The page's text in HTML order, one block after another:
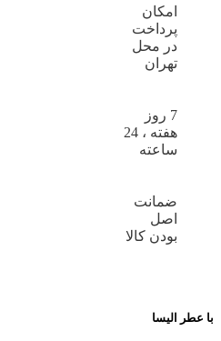
امکان
پرداخت
در محل
تهران
7 روز
هفته ، 24
ساعته
ضمانت
اصل
بودن کالا
با عطر الیسا